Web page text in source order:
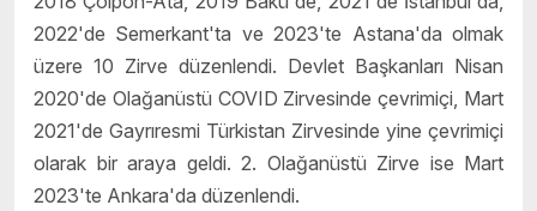
2022'de Semerkant'ta ve 2023'te Astana'da olmak
üzere 10 Zirve düzenlendi. Devlet Başkanları Nisan
2020'de Olağanüstü COVID Zirvesinde çevrimiçi, Mart
2021'de Gayrıresmi Türkistan Zirvesinde yine çevrimiçi
olarak bir araya geldi. 2. Olağanüstü Zirve ise Mart
2023'te Ankara'da düzenlendi.